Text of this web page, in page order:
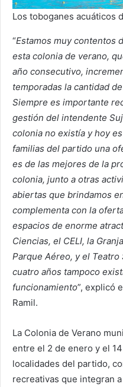
Los toboganes acuáticos
“Estamos muy contentos
esta colonia de verano,
año consecutivo,
temporadas la cantidad
Siempre es importante
gestión del intendente
colonia no existía y hoy
familias del partido una
es de las mejores de la
colonia, junto a otras
abiertas que brindamos
complementa con la
espacios de enorme
Ciencias, el CELI, la
Parque Aéreo, y el
cuatro años tampoco
funcionamiento”, explicó
Ramil.
La Colonia de Verano
entre el 2 de enero y el
localidades del partido,
recreativas que integran